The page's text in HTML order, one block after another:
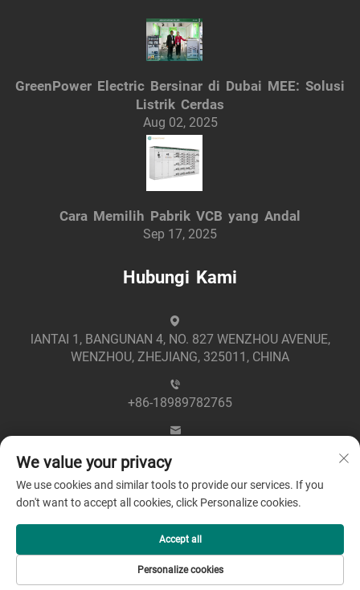
GreenPower Electric Bersinar di Dubai MEE: Solusi
Listrik Cerdas
Aug 02, 2025
Cara Memilih Pabrik VCB yang Andal
Sep 17, 2025
Hubungi Kami
lANTAI 1, BANGUNAN 4, NO. 827 WENZHOU AVENUE,
WENZHOU, ZHEJIANG, 325011, CHINA
+86-18989782765
Hak Cipta © 2025 oleh Zhejiang Greenpower Electric Co.,
Ltd -Kebijakan Privasi
We value your privacy
We use cookies and similar tools to provide our services. If you
don't want to accept all cookies, click Personalize cookies.
Personalize cookies
Accept all